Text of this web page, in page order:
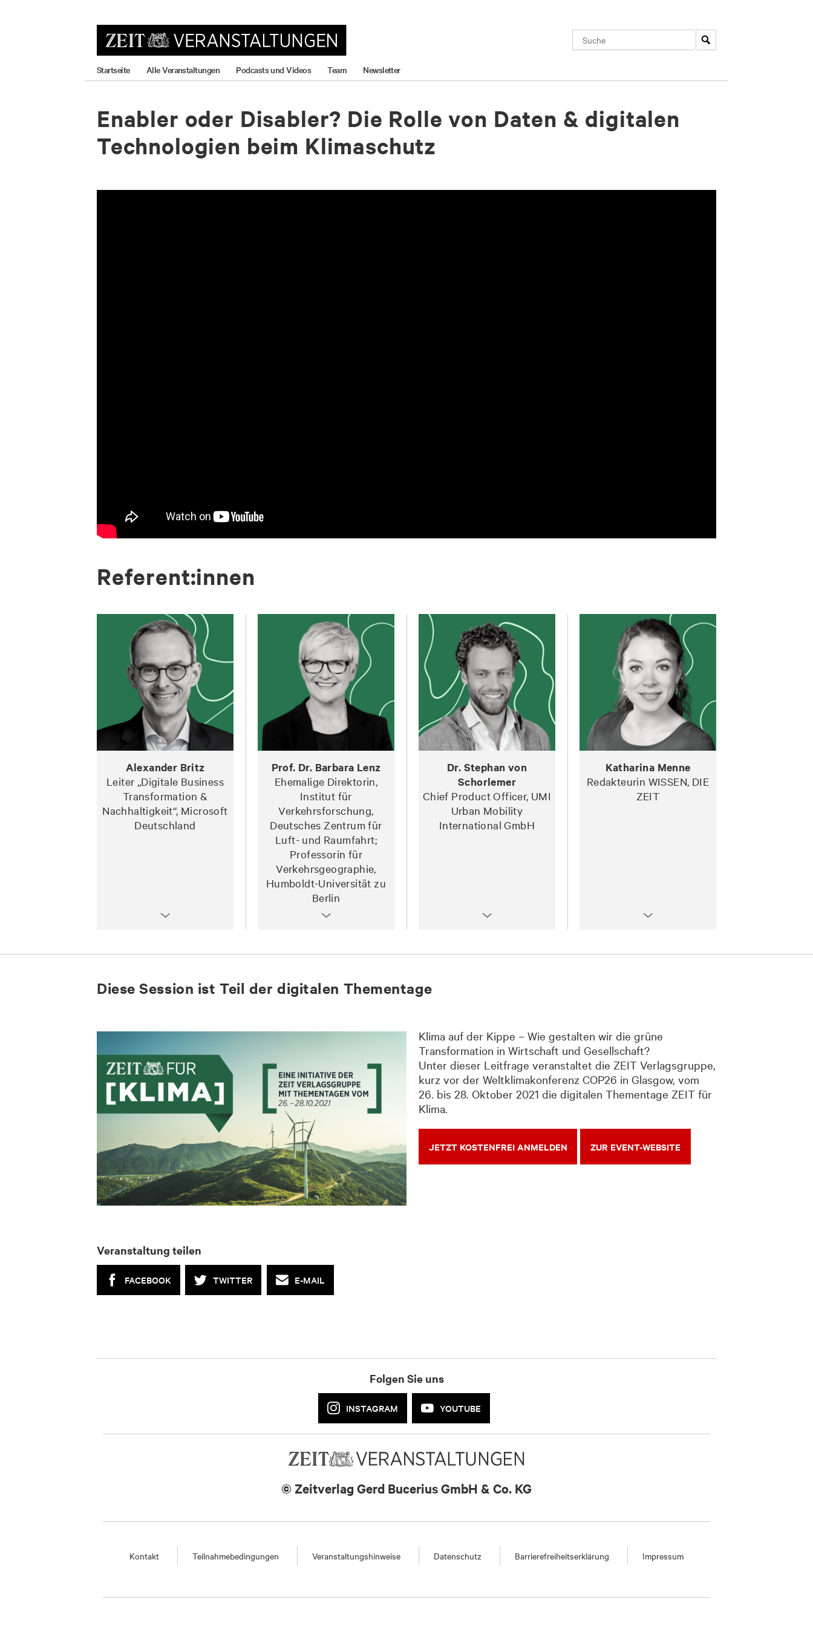
Startseite Alle Veranstaltungen Podcasts und Videos Team Newsletter
Enabler oder Disabler? Die Rolle von Daten & digitalen
Technologien beim Klimaschutz
Re­fe­rent:in­nen
Alexander Britz
Leiter „Digitale Business
Transformation &
Nachhaltigkeit“, Microsoft
Deutschland
Prof. Dr. Barbara Lenz
Ehemalige Direktorin,
Institut für
Verkehrsforschung,
Deutsches Zentrum für
Luft- und Raumfahrt;
Professorin für
Verkehrsgeographie,
Humboldt-Universität zu
Berlin
Dr. Stephan von
Schorlemer
Chief Product Officer, UMI
Urban Mobility
International GmbH
Katharina Menne
Redakteurin WISSEN, DIE
ZEIT
Diese Session ist Teil der digitalen Thementage
Klima auf der Kippe – Wie gestalten wir die grüne
Transformation in Wirtschaft und Gesellschaft?
Unter dieser Leitfrage veranstaltet die ZEIT Verlagsgruppe,
kurz vor der Weltklimakonferenz COP26 in Glasgow, vom
26. bis 28. Oktober 2021 die digitalen Thementage ZEIT für
Klima.
JETZT KOSTENFREI ANMELDEN ZUR EVENT-WEBSITE
Veranstaltung teilen
FACEBOOK TWITTER E-MAIL
Folgen Sie uns
INSTAGRAM YOUTUBE
© Zeitverlag Gerd Bucerius GmbH & Co. KG
Kontakt Teilnahmebedingungen Veranstaltungshinweise Datenschutz Barrierefreiheitserklärung Impressum